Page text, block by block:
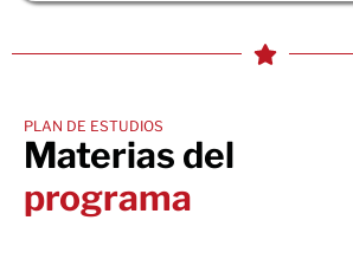
PLAN DE ESTUDIOS
Materias del
programa